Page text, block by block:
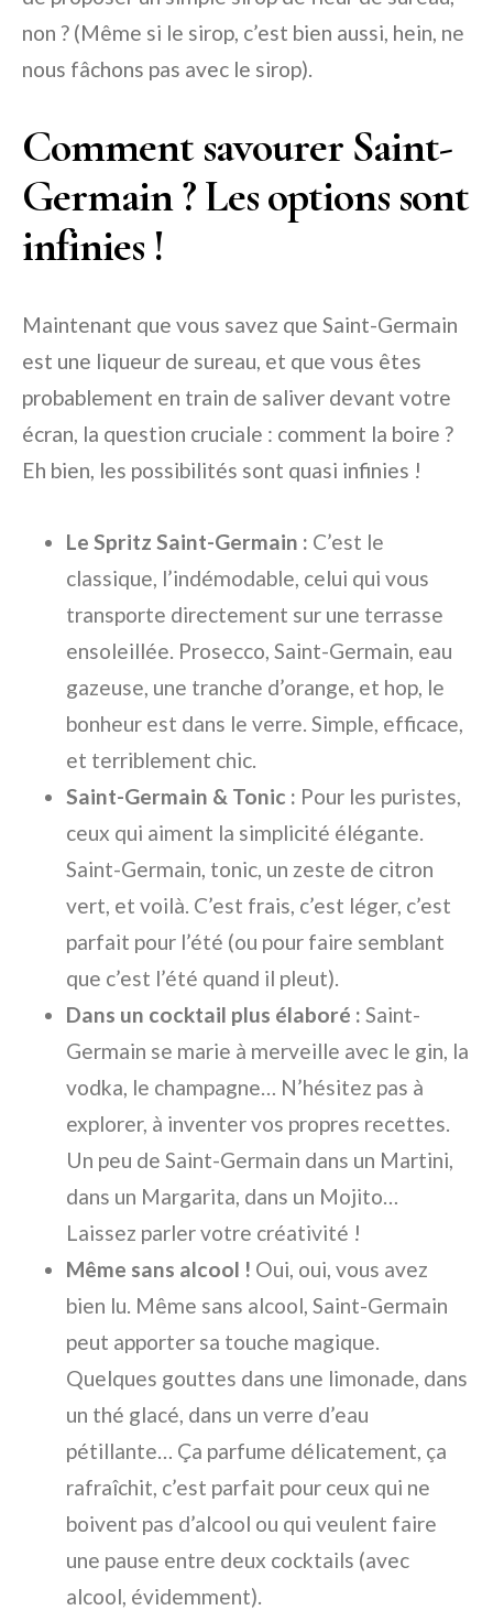
non ? (Même si le sirop, c’est bien aussi, hein, ne
nous fâchons pas avec le sirop).
Comment savourer Saint-
Germain ? Les options sont
infinies !
Maintenant que vous savez que Saint-Germain
est une liqueur de sureau, et que vous êtes
probablement en train de saliver devant votre
écran, la question cruciale : comment la boire ?
Eh bien, les possibilités sont quasi infinies !
Le Spritz Saint-Germain : C’est le
classique, l’indémodable, celui qui vous
transporte directement sur une terrasse
ensoleillée. Prosecco, Saint-Germain, eau
gazeuse, une tranche d’orange, et hop, le
bonheur est dans le verre. Simple, efficace,
et terriblement chic.
Saint-Germain & Tonic : Pour les puristes,
ceux qui aiment la simplicité élégante.
Saint-Germain, tonic, un zeste de citron
vert, et voilà. C’est frais, c’est léger, c’est
parfait pour l’été (ou pour faire semblant
que c’est l’été quand il pleut).
Dans un cocktail plus élaboré : Saint-
Germain se marie à merveille avec le gin, la
vodka, le champagne… N’hésitez pas à
explorer, à inventer vos propres recettes.
Un peu de Saint-Germain dans un Martini,
dans un Margarita, dans un Mojito…
Laissez parler votre créativité !
Même sans alcool ! Oui, oui, vous avez
bien lu. Même sans alcool, Saint-Germain
peut apporter sa touche magique.
Quelques gouttes dans une limonade, dans
un thé glacé, dans un verre d’eau
pétillante… Ça parfume délicatement, ça
rafraîchit, c’est parfait pour ceux qui ne
boivent pas d’alcool ou qui veulent faire
une pause entre deux cocktails (avec
alcool, évidemment).